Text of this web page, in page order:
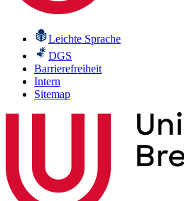
Leichte Sprache
DGS
Barrierefreiheit
Intern
Sitemap